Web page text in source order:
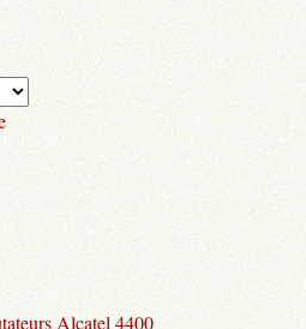
Alcatel 4400